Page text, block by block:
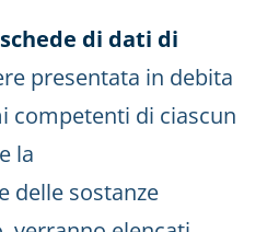
di dati di
presentata in debita
competenti di ciascun
la
delle sostanze